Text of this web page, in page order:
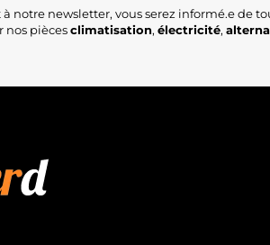
notre newsletter, vous serez informé.e de
nos piècesclimatisation, électricité,